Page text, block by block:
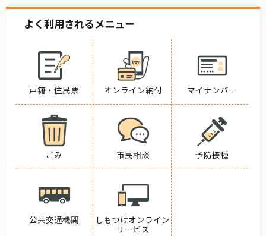
よく利用されるメニュー
戸籍・住民票 オンライン納付 マイナンバー
ごみ 市民相談 予防接種
公共交通機関
しもつけオンライン
サービス